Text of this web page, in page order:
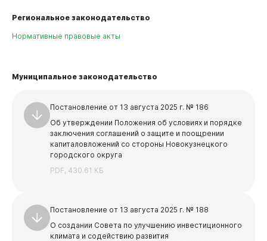
Региональное законодательство
Нормативные правовые акты
Муниципальное законодательство
Постановление от 13 августа 2025 г. № 186
Об утверждении Положения об условиях и порядке
заключения соглашений о защите и поощрении
капиталовложений со стороны Новокузнецкого
городского округа
PDF, 430.61 КБ
Постановление от 13 августа 2025 г. № 188
О создании Совета по улучшению инвестиционного
климата и содействию развития